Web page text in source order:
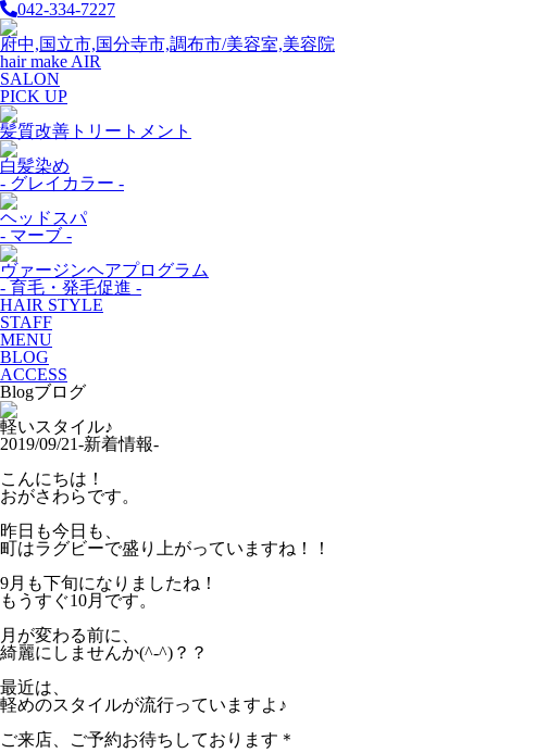
042-334-7227
府中,国立市,国分寺市,調布市/美容室,美容院
hair make AIR
SALON
PICK UP
髪質改善トリートメント
白髪染め
- グレイカラー -
ヘッドスパ
- マーブ -
ヴァージンヘアプログラム
- 育毛・発毛促進 -
HAIR STYLE
STAFF
MENU
BLOG
ACCESS
Blogブログ
軽いスタイル♪
2019/09/21-新着情報-
こんにちは！
おがさわらです。
昨日も今日も、
町はラグビーで盛り上がっていますね！！
9月も下旬になりましたね！
もうすぐ10月です。
月が変わる前に、
綺麗にしませんか(^-^)？？
最近は、
軽めのスタイルが流行っていますよ♪
ご来店、ご予約お待ちしております＊